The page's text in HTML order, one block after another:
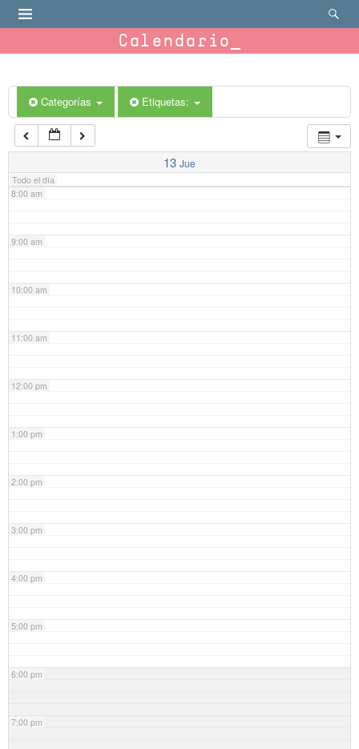
Calendario
Categorías Etiquetas:
13 Jue
Todo el día
6:00 am
7:00 am
8:00 am
9:00 am
10:00 am
11:00 am
12:00 pm
1:00 pm
2:00 pm
3:00 pm
4:00 pm
5:00 pm
6:00 pm
7:00 pm